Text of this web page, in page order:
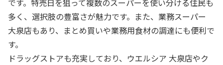
です。特売日を狙って複数のスーパーを使い分ける住民も
多く、選択肢の豊富さが魅力です。また、業務スーパー
大泉店もあり、まとめ買いや業務用食材の調達にも便利で
す。
ドラッグストアも充実しており、ウエルシア 大泉店やク